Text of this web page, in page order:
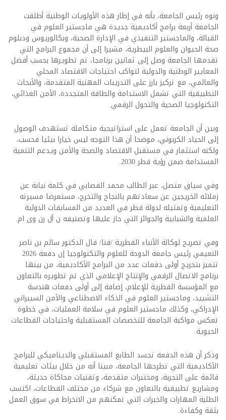
ونوه رئيس الجامعة، بأنه في إطار هذه الأولويات الوطنية أطلقت
الجامعة أربعة برامج أكاديمية جديدة هي ماجستير العلوم في
القبالة، والماجستير التنفيذي في الإدارة الصحية، وبكالوريوس ودبلوم
صحة الحيوان والعلوم البيطرية، مشيرا إلى أن مجموع البرامج التي
تقدمها الجامعة وصل إلى ثمانين برنامجا، تم تطويرها بحسب أفضل
المعايير الوطنية والدولية لتواكب احتياجات الاقتصاد المحلي
والعالمي، مع تركيز بارز على التدريبات المهنية المتقدمة، والأبحاث
التطبيقية التي تشمل الاستدامة والطاقة المتجددة، الأمن الغذائي،
التكنولوجيا الصحية والتحول الرقمي.
وبين أن الجامعة تعمل على استراتيجية متكاملة تستهدف الوصول
إلى الحياد الكربوني، موضحا أن هذا التوجه ليس خيارا بيئيا فحسب،
ولكنه استثمار في مستقبل الاقتصاد والصحة والأمن ويدعم التنمية
المستدامة ضمن رؤية قطر 2030.
وفي سياق متصل، عبر الطالب محمد القصابي في كلمة نيابة عن
زملائه الخريجين عن سعادتهم بالنجاح والتخرج، مستعرضا مسيرته
التعليمية وتمثيله لدولة قطر في العديد من المسابقات الدولية
العلمية والشبابية والجوائز التي حاز عليها وتصنيفه ن أل رن وى ام.
وفي تصريح لوكالة الأنباء القطرية /قنا/ قال الدكتور سالم بن ناصر
النعيمي رئيس جامعة الدوحة للعلوم والتكنولوجيا إن دفعة 2026
تتميز بتخريج أولى دفعات عدد من البرامج الأكاديمية، من بينها
برنامج الاتصال الرقمي والإنتاج الإعلامي الذي تم تطويره بالتعاون
مع المؤسسة القطرية للإعلام، إضافة إلى أولى دفعات هندسة
التشييد، وماجستير العلوم في الذكاء الاصطناعي والأمن السيبراني
الإدراكي، وكذلك ماجستير العلوم في سلامة العمليات، في خطوة
تعكس مواكبة الجامعة للتخصصات المستقبلية واحتياجات القطاعات
الحيوية.
وذكر أن هذه الدفعة تجسد الطابع المستقبلي والديناميكي للبرامج
الأكاديمية التي تطرحها الجامعة، مبينا أنه من خلال بيئات تعليمية
قائمة على التجربة، ومختبرات متقدمة، وتقنيات محاكاة حديثة،
ومشاريع تطبيقية بالتعاون مع شركاء من مختلف القطاعات، اكتسب
الطلبة المهارات والخبرات التي تمكنهم من الانخراط في سوق العمل
بثقة وكفاءة.